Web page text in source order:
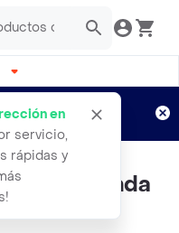
en
servicio,
rápidas y
Aplican TyC
Panda